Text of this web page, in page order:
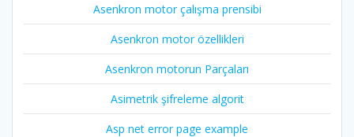
Asenkron motor çalışma prensibi
Asenkron motor özellikleri
Asenkron motorun Parçaları
Asimetrik şifreleme algorit
Asp net error page example